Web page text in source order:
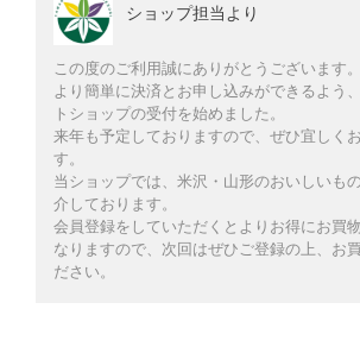
ショップ担当より
この度のご利用誠にありがとうございます。
より簡単に決済とお申し込みができるよう
トショップの受付を始めました。
来年も予定しておりますので、ぜひ宜しく
す。
当ショップでは、米沢・山形のおいしいも
介しております。
会員登録をしていただくとよりお得にお買
なりますので、次回はぜひご登録の上、お
ださい。